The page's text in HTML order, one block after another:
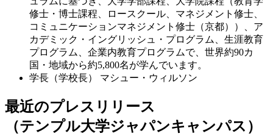
修士・博士課程、ロースクール、マネジメント修士、
コミュニケーションマネジメント修士（京都））、ア
カデミック・イングリッシュ・プログラム、生涯教育
プログラム、企業内教育プログラムで、世界約90カ
国・地域から約5,800名が学んでいます。
学長（学校長）
マシュー・ウィルソン
最近のプレスリリース
（テンプル大学ジャパンキャンパス）